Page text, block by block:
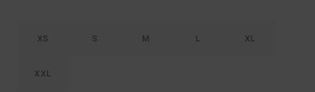
XS S M L XL
XXL